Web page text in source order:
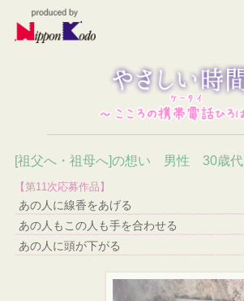
[祖父へ・祖母へ]の想い 男性 30歳代
【第11次応募作品】
あの人に線香をあげる
あの人もこの人も手を合わせる
あの人に頭が下がる